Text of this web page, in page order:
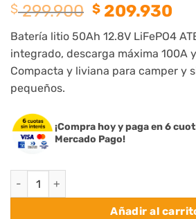
$299.900 El
precio
original
era:
$ 299.900.
$ 209.930
es:
$
Batería litio 50Ah 12.8V LiFePO4
integrado, descarga máxima 100A
Compacta y liviana para camper y
pequeños.
¡Compra hoy y paga en 6
Mercado Pago!
Bateria litio 50AH | Atempower
Añadir al